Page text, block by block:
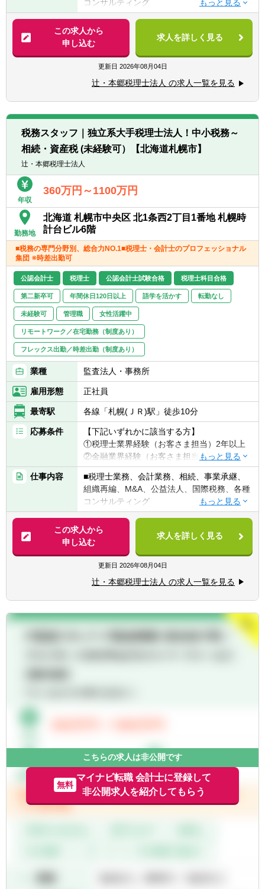
⑤公認会計士
※税務業務未経験会計士の方も歓迎いたしま
す！！
【求める人物像】
■税務・会計にとどまらず、総合的な観点か
ら経営コンサルティングに携りたい方
コンサルティング
【法人全体の特色】
■業界トップレベルの規模でお客様に対して
サービス提供しています。
■チーム連携：税理士、公認会計士、中小企
業診断士など、税務・会計に関わる様々な分
野のエキスパートが集結し、案件によって
は、互いにチームを組んで業務を進めること
があります。
■広範囲な取扱業務
一般企業をはじめ、医療法人、公益法人、社
会福祉法人、地方公共団体、海外法人、個人
と幅広いお客様に対して、税務・会計サービ
スを提供しています。
この求人から
申し込む
求人を詳しく見る
更新日 2026年08月04日
辻・本郷税理士法人 の求人一覧を見る
税務スタッフ｜独立系大手税理士法人！中小税務～
相続・資産税 (未経験可）【北海道札幌市】
辻・本郷税理士法人
年収
360万円～1100万円
勤務地
北海道 札幌市中央区 北1条西2丁目1番地 札幌時
計台ビル6階
■税務の専門分野別、総合力NO.1■税理士・会計士のプロフェッショナル
集団 ※時差出勤可
公認会計士 税理士 公認会計士試験合格 税理士科目合格
第二新卒可 年間休日120日以上 語学を活かす 転勤なし
未経験可 管理職 女性活躍中
リモートワーク／在宅勤務（制度あり）
フレックス出勤／時差出勤（制度あり）
業種 監査法人・事務所
雇用形態 正社員
最寄駅 各線「札幌(ＪＲ)駅」徒歩10分
応募条件
【下記いずれかに該当する方】
①税理士業界経験（お客さま担当）2年以上
②金融業界経験（お客さま担当）3年以上
③社会人経験（業界等問わず）2年以上 か
つ 税理士科目1科目以上の取得者
④税理士
⑤公認会計士
※税務業務未経験会計士の方も歓迎いたしま
す！！
【求める人物像】
■税務・会計にとどまらず、総合的な観点か
ら経営コンサルティングに携りたい方
仕事内容
■税理士業務、会計業務、相続、事業承継、
組織再編、M&A、公益法人、国際税務、各種
コンサルティング
【法人全体の特色】
■業界トップレベルの規模でお客様に対して
サービス提供しています。
■チーム連携：税理士、公認会計士、中小企
業診断士など、税務・会計に関わる様々な分
野のエキスパートが集結し、案件によって
は、互いにチームを組んで業務を進めること
があります。
■広範囲な取扱業務
一般企業をはじめ、医療法人、公益法人、社
と幅広いお客様に対して、税務・会計サービ
この求人から
申し込む
求人を詳しく見る
更新日 2026年08月04日
辻・本郷税理士法人 の求人一覧を見る
こちらの求人は非公開です
無料
マイナビ転職 会計士に登録して
非公開求人を紹介してもらう